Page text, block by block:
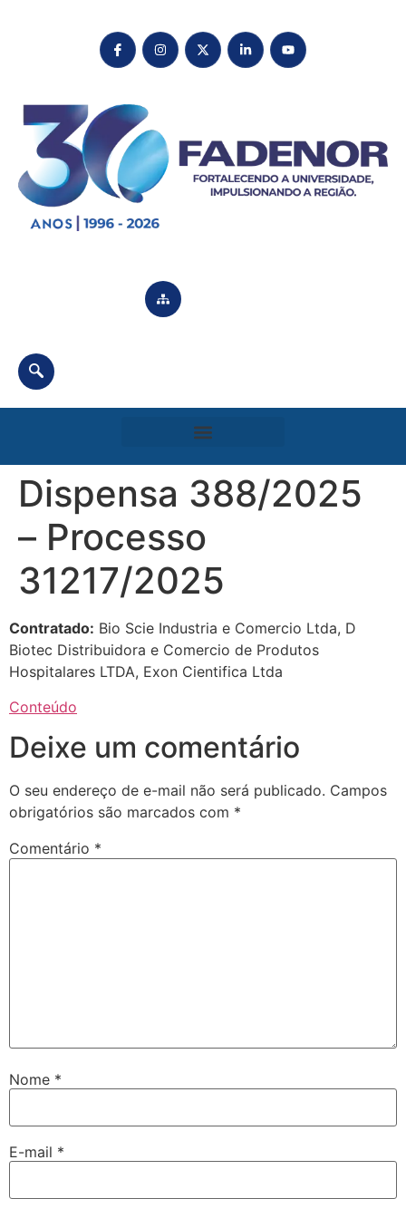
Dispensa 388/2025
– Processo
31217/2025
Contratado: Bio Scie Industria e Comercio Ltda, D
Biotec Distribuidora e Comercio de Produtos
Hospitalares LTDA, Exon Cientifica Ltda
Conteúdo
Deixe um comentário
O seu endereço de e-mail não será publicado. Campos
obrigatórios são marcados com *
Comentário *
Nome *
E-mail *